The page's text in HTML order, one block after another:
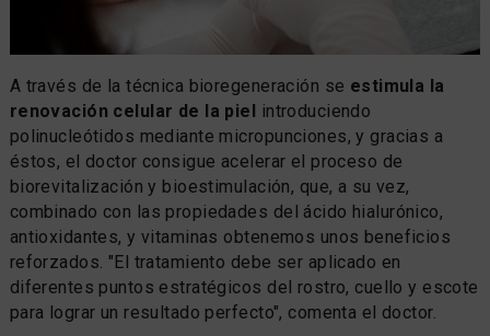
A través de la técnica bioregeneración se estimula la
renovación celular de la piel
introduciendo
polinucleótidos mediante micropunciones, y gracias a
éstos, el doctor consigue acelerar el proceso de
biorevitalización y bioestimulación, que, a su vez,
combinado con las propiedades del ácido hialurónico,
antioxidantes, y vitaminas obtenemos unos beneficios
reforzados. "El tratamiento debe ser aplicado en
diferentes puntos estratégicos del rostro, cuello y escote
para lograr un resultado perfecto", comenta el doctor.